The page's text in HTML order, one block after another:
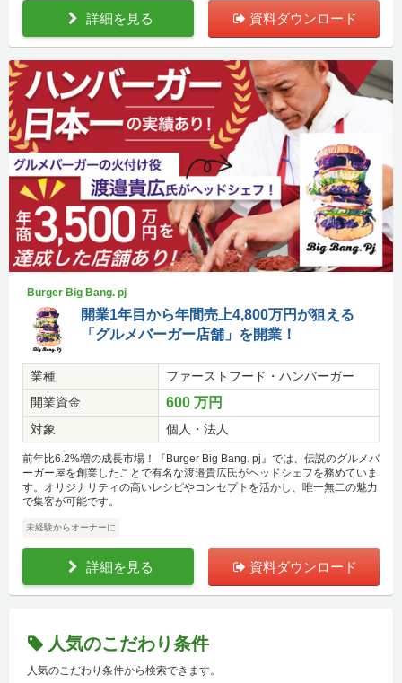
詳細を見る 資料ダウンロード
Burger Big Bang. pj
開業1年目から年間売上4,800万円が狙える
「グルメバーガー店舗」を開業！
業種
ファーストフード・ハンバーガー
開業資金
600 万円
対象 個人・法人
前年比6.2%増の成長市場！『Burger Big Bang. pj』では、伝説のグルメバ
ーガー屋を創業したことで有名な渡邉貴広氏がヘッドシェフを務めていま
す。オリジナリティの高いレシピやコンセプトを活かし、唯一無二の魅力
で集客が可能です。
未経験からオーナーに
詳細を見る 資料ダウンロード
人気のこだわり条件
人気のこだわり条件から検索できます。